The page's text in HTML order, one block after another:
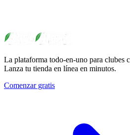
La plataforma todo-en-uno para clubes
Lanza tu tienda en línea en minutos.
Comenzar gratis